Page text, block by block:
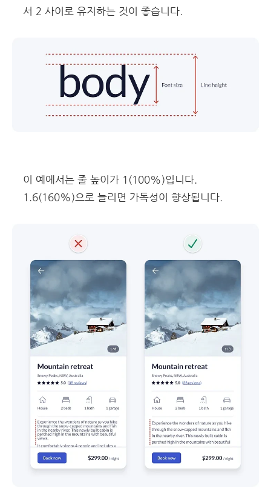
서 2 사이로 유지하는 것이 좋습니다.
이 예에서는 줄 높이가 1(100%)입니다.
1.6(160%)으로 늘리면 가독성이 향상됩니다.